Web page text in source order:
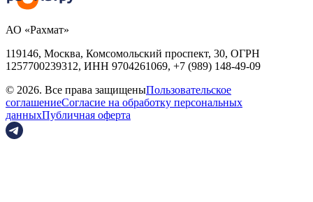
АО «Рахмат»
119146, Москва, Комсомольский проспект, 30, ОГРН
1257700239312, ИНН 9704261069, +7 (989) 148-49-09
© 2026. Все права защищеныПользовательское
соглашениеСогласие на обработку персональных
данныхПубличная оферта